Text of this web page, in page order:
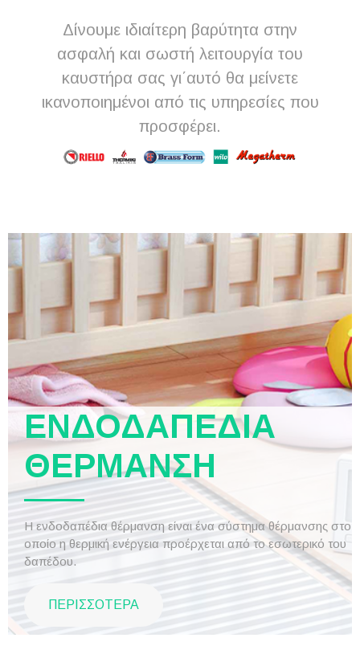
Δίνουμε ιδιαίτερη βαρύτητα στην
ασφαλή και σωστή λειτουργία του
καυστήρα σας γι΄αυτό θα μείνετε
ικανοποιημένοι από τις υπηρεσίες που
προσφέρει.
ΕΝΔΟΔΑΠΕΔΙΑ
ΘΕΡΜΑΝΣΗ
Η ενδοδαπέδια θέρμανση είναι ένα σύστημα θέρμανσης στο
οποίο η θερμική ενέργεια προέρχεται από το εσωτερικό του
δαπέδου.
ΠΕΡΙΣΣΟΤΕΡΑ